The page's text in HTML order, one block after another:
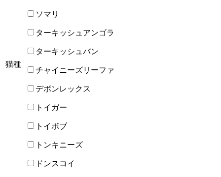
猫種
ソマリ
ターキッシュアンゴラ
ターキッシュバン
チャイニーズリーファ
デボンレックス
トイガー
トイボブ
トンキニーズ
ドンスコイ